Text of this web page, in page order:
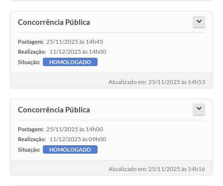
Concorrência Pública
Postagem: 25/11/2025 às 14h45
Realização: 11/12/2025 às 14h00
Situação: HOMOLOGADO
Atualizado em: 25/11/2025 às 14h53
Concorrência Pública
Postagem: 25/11/2025 às 14h00
Realização: 11/12/2025 às 09h00
Situação: HOMOLOGADO
Atualizado em: 25/11/2025 às 14h16